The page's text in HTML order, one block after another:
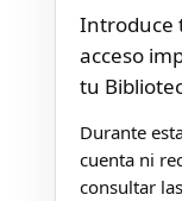
Introduce
acceso
tu
Durante
cuenta ni
consultar